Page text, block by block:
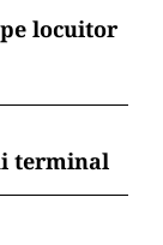
locuitor
terminal